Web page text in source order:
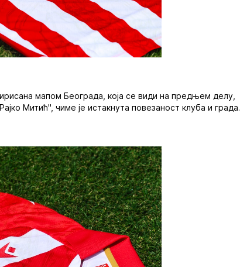
мапом Београда, која се види на предњем делу,
Митић", чиме је истакнута повезаност клуба и града.